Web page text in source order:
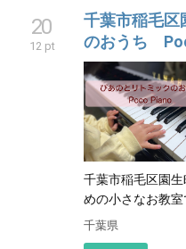
20
12 pt
千葉市稲毛
のおうち
千葉市稲毛区園
めの小さなお教室
千葉県